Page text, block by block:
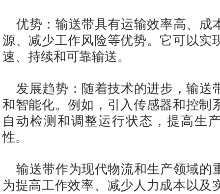
优势：输送带具有运输效率高、成
源、减少工作风险等优势。它可以实
速、持续和可靠输送。
发展趋势：随着技术的进步，输送
和智能化。例如，引入传感器和控制
自动检测和调整运行状态，提高生
性。
输送带作为现代物流和生产领域的
为提高工作效率、减少人力成本以及